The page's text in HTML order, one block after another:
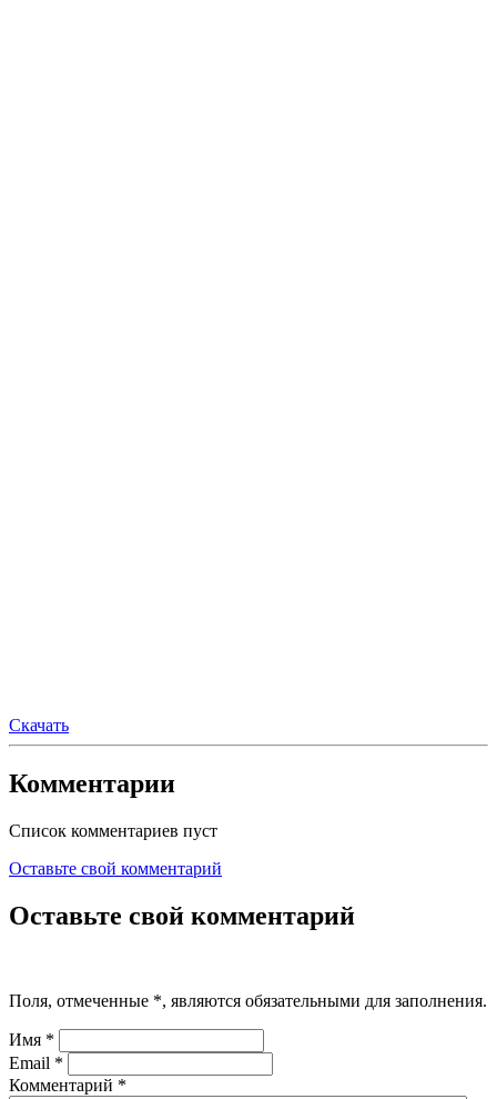
Скачать
Комментарии
Список комментариев пуст
Оставьте свой комментарий
Оставьте свой комментарий
Поля, отмеченные *, являются обязательными для заполнения.
Имя *
Email *
Комментарий *